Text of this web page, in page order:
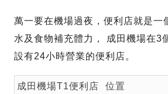
萬一要在機場過夜，便利店就是一
水及食物補充體力， 成田機場在3
設有24小時營業的便利店。
成田機場T1便利店 位置